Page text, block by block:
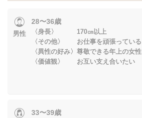
男性
28〜36歳
〈身長〉 170㎝以上
〈その他〉 お仕事を頑張っている
〈異性の好み〉尊敬できる年上の女性
〈価値観〉 お互い支え合いたい
33〜39歳